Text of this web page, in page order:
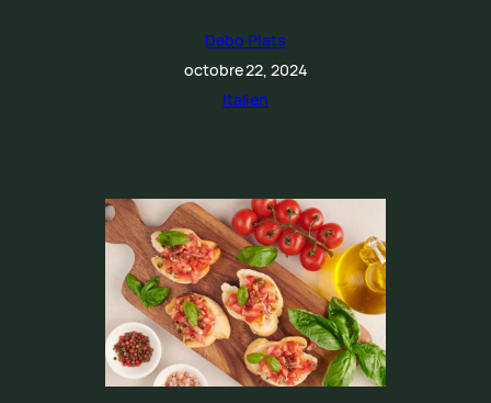
Debo Plats
octobre 22, 2024
Italien